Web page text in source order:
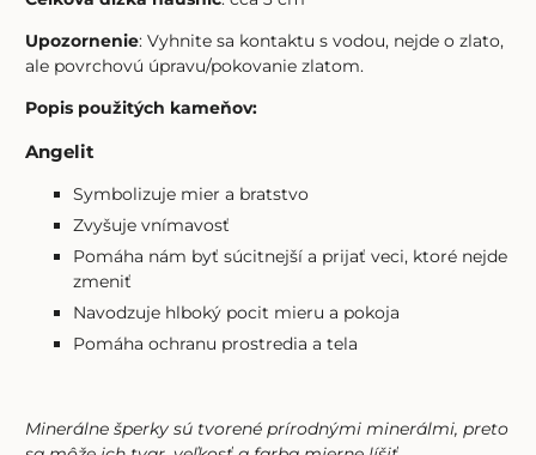
Upozornenie: Vyhnite sa kontaktu s vodou, nejde o zlato,
ale povrchovú úpravu/pokovanie zlatom.
Popis použitých kameňov:
Angelit
Symbolizuje mier a bratstvo
Zvyšuje vnímavosť
Pomáha nám byť súcitnejší a prijať veci, ktoré nejde
zmeniť
Navodzuje hlboký pocit mieru a pokoja
Pomáha ochranu prostredia a tela
Minerálne šperky sú tvorené prírodnými minerálmi, preto